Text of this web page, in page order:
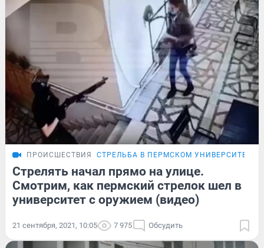
ПРОИСШЕСТВИЯ СТРЕЛЬБА В ПЕРМСКОМ УНИВЕРСИТЕТЕ
Стрелять начал прямо на улице.
Смотрим, как пермский стрелок шел в
университет с оружием (видео)
21 сентября, 2021, 10:05 7 975 Обсудить